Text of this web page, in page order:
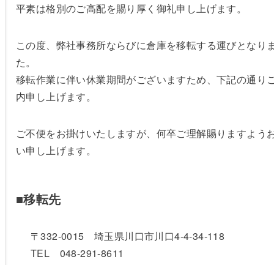
平素は格別のご高配を賜り厚く御礼申し上げます。
この度、弊社事務所ならびに倉庫を移転する運びとなり
た。
移転作業に伴い休業期間がございますため、下記の通り
内申し上げます。
ご不便をお掛けいたしますが、何卒ご理解賜りますよう
い申し上げます。
■移転先
〒332-0015 埼玉県川口市川口4-4-34-118
TEL 048-291-8611